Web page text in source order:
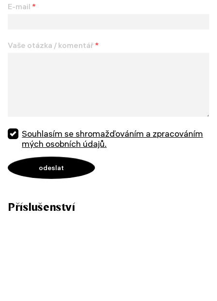
E-mail *
Vaše otázka / komentář*
Souhlasím se shromažďováním a zpracováním
mých osobních údajů.
Příslušenství